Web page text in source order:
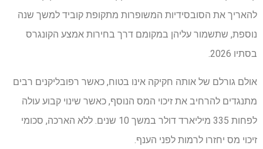
להאריך את הסובסידיות המשופרות מתקופת קוביד למשך שנה
נוספת, שתשמור עליהן במקומם דרך בחירות אמצע הקונגרס
בסתיו 2026.
אולם גורלם של אותה חקיקה אינו בטוח, כאשר רפובליקנים רבים
מתנגדים להרחיב את זיכוי המס הנוסף, כאשר שינוי קבוע עולה
לפחות 335 מיליארד דולר במשך 10 שנים. ללא הארכה, סכומי
זיכוי מס יחזרו לרמות לפני הענף.